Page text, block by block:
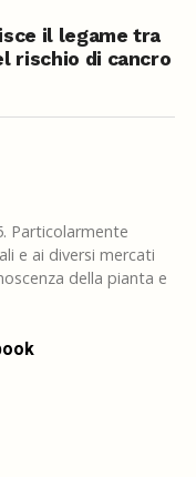
il legame tra
rischio di cancro
Particolarmente
e ai diversi mercati
della pianta e